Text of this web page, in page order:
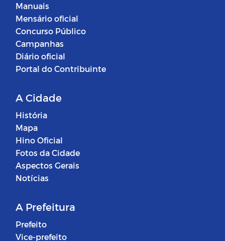
Manuais
Mensário oficial
Concurso Público
Campanhas
Diário oficial
Portal do Contribuinte
A Cidade
História
Mapa
Hino Oficial
Fotos da Cidade
Aspectos Gerais
Notícias
A Prefeitura
Prefeito
Vice-prefeito